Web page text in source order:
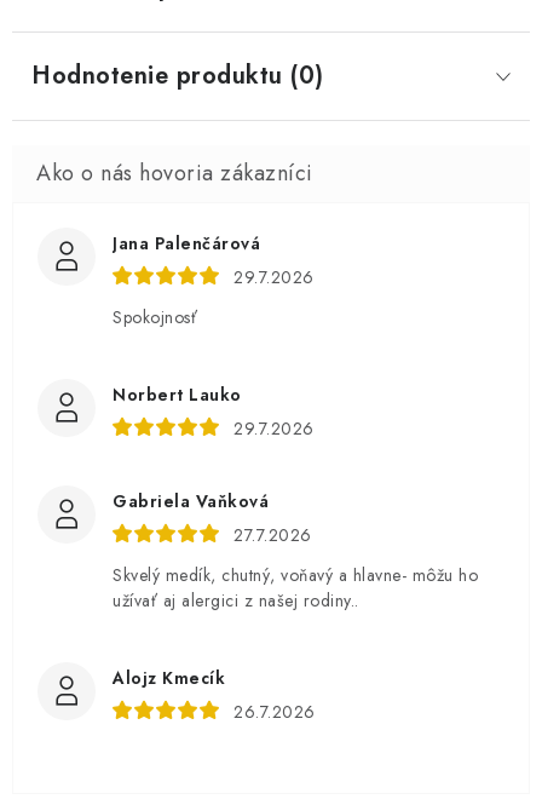
Hodnotenie produktu (0)
Jana Palenčárová
29.7.2026
Spokojnosť
Norbert Lauko
29.7.2026
Gabriela Vaňková
27.7.2026
Skvelý medík, chutný, voňavý a hlavne- môžu ho
užívať aj alergici z našej rodiny..
Alojz Kmecík
26.7.2026